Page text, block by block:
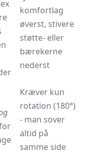
komfortlag
øverst, stivere
støtte- eller
bærekerne
nederst
Kræver kun
rotation (180°)
- man sover
altid på
samme side